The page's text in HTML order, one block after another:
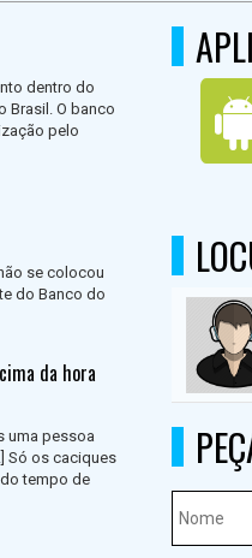
dentro do
Brasil. O banco
pelo
se colocou
do Banco do
da hora
uma pessoa
Só os caciques
tempo de